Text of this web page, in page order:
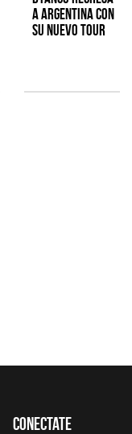
a Argentina con
su nuevo tour
Conectate